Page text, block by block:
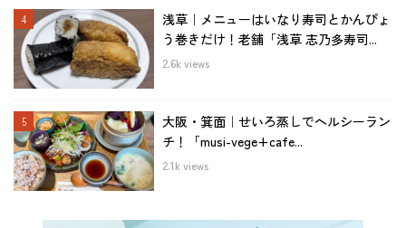
浅草｜メニューはいなり寿司とかんぴょ
う巻きだけ！老舗「浅草 志乃多寿司...
2.6k views
大阪・箕面｜せいろ蒸しでヘルシーラン
チ！「musi-vege+cafe...
2.1k views